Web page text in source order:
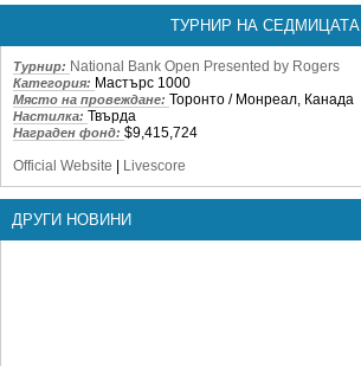
ТУРНИР НА СЕДМИЦАТА
Турнир: National Bank Open Presented by Rogers
Категория: Мастърс 1000
Място на провеждане: Торонто / Монреал, Канада
Настилка: Твърда
Награден фонд: $9,415,724
Official Website
Livescore
ДРУГИ НОВИНИ